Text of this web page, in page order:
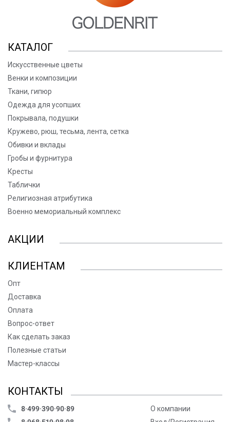
КАТАЛОГ
Искусственные цветы
Венки и композиции
Ткани, гипюр
Одежда для усопших
Покрывала, подушки
Кружево, рюш, тесьма, лента, сетка
Обивки и вклады
Гробы и фурнитура
Кресты
Таблички
Религиозная атрибутика
Военно мемориальный комплекс
АКЦИИ
КЛИЕНТАМ
Опт
Доставка
Оплата
Вопрос-ответ
Как сделать заказ
Полезные статьи
Мастер-классы
КОНТАКТЫ
8·499·390·90·89
О компании